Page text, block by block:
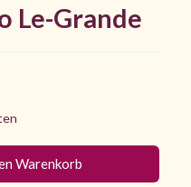
Le-Grande